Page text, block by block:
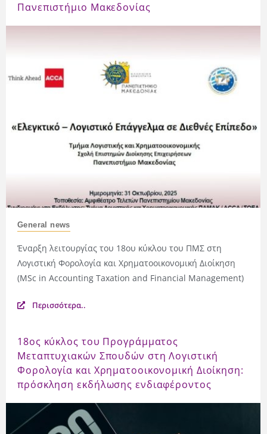
Πανεπιστήμιο Μακεδονίας
General news
Έναρξη λειτουργίας του 18ου κύκλου του ΠΜΣ στη
Λογιστική Φορολογία και Χρηματοοικονομική Διοίκηση
(MSc in Accounting Taxation and Financial Management)
Περισσότερα..
18ος κύκλος του Προγράμματος
Μεταπτυχιακών Σπουδών στη Λογιστική
Φορολογία και Χρηματοοικονομική Διοίκηση:
πρόσκληση εκδήλωσης ενδιαφέροντος